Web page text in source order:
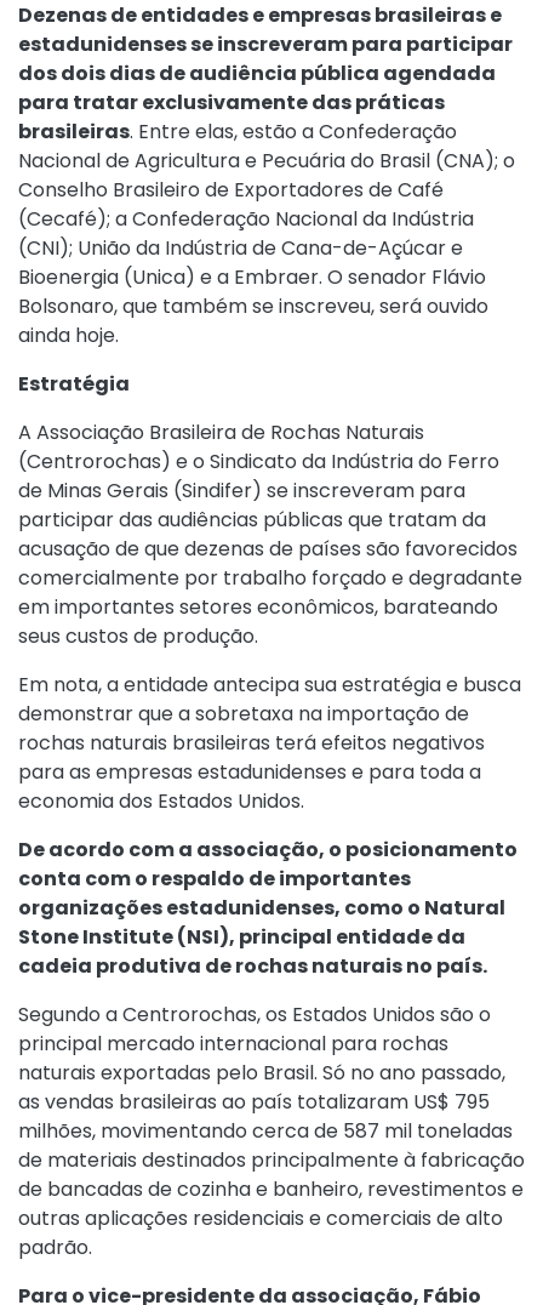
Dezenas de entidades e empresas brasileiras e
estadunidenses se inscreveram para participar
dos dois dias de audiência pública agendada
para tratar exclusivamente das práticas
brasileiras. Entre elas, estão a Confederação
Nacional de Agricultura e Pecuária do Brasil (CNA); o
Conselho Brasileiro de Exportadores de Café
(Cecafé); a Confederação Nacional da Indústria
(CNI); União da Indústria de Cana-de-Açúcar e
Bioenergia (Unica) e a Embraer. O senador Flávio
Bolsonaro, que também se inscreveu, será ouvido
ainda hoje.
Estratégia
A Associação Brasileira de Rochas Naturais
(Centrorochas) e o Sindicato da Indústria do Ferro
de Minas Gerais (Sindifer) se inscreveram para
participar das audiências públicas que tratam da
acusação de que dezenas de países são favorecidos
comercialmente por trabalho forçado e degradante
em importantes setores econômicos, barateando
seus custos de produção.
Em nota, a entidade antecipa sua estratégia e busca
demonstrar que a sobretaxa na importação de
rochas naturais brasileiras terá efeitos negativos
para as empresas estadunidenses e para toda a
economia dos Estados Unidos.
De acordo com a associação, o posicionamento
conta com o respaldo de importantes
organizações estadunidenses, como o Natural
Stone Institute (NSI), principal entidade da
cadeia produtiva de rochas naturais no país.
Segundo a Centrorochas, os Estados Unidos são o
principal mercado internacional para rochas
naturais exportadas pelo Brasil. Só no ano passado,
as vendas brasileiras ao país totalizaram US$ 795
milhões, movimentando cerca de 587 mil toneladas
de materiais destinados principalmente à fabricação
de bancadas de cozinha e banheiro, revestimentos e
outras aplicações residenciais e comerciais de alto
padrão.
Para o vice-presidente da associação, Fábio